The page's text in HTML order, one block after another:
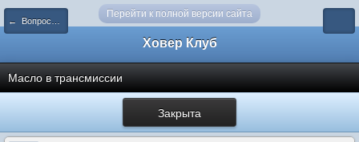
Перейти к полной версии сайта
← Вопросы о прохождении ТО и о гарантии
Ховер Клуб
Масло в трансмиссии
Закрыта